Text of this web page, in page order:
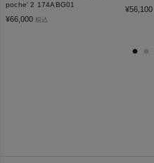
poche' 2 174ABG01
¥66,000 税込
¥56,100